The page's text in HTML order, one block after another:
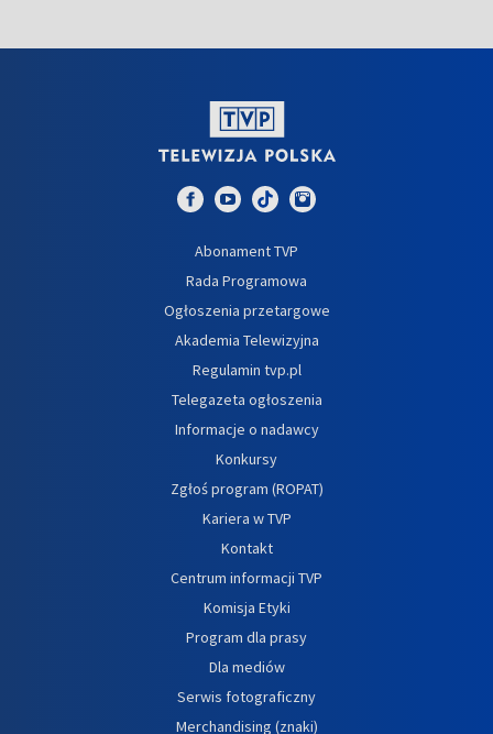
Abonament TVP
Rada Programowa
Ogłoszenia przetargowe
Akademia Telewizyjna
Regulamin tvp.pl
Telegazeta ogłoszenia
Informacje o nadawcy
Konkursy
Zgłoś program (ROPAT)
Kariera w TVP
Kontakt
Centrum informacji TVP
Komisja Etyki
Program dla prasy
Dla mediów
Serwis fotograficzny
Merchandising (znaki)